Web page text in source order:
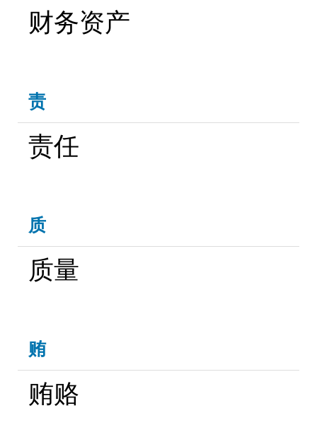
财务资产
责
责任
质
质量
贿
贿赂